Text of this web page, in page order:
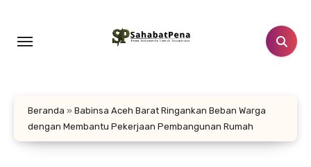
konten
Beranda » Babinsa Aceh Barat Ringankan Beban Warga
dengan Membantu Pekerjaan Pembangunan Rumah